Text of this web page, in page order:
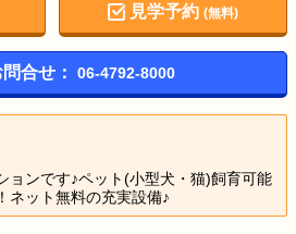
見学予約(無料)
合せ： 06-4792-8000
ョンです♪ペット(小型犬・猫)飼育可能
ネット無料の充実設備♪